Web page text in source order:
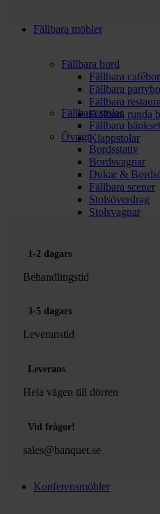
Fällbara möbler
Fällbara bord
Fällbara
Fällbara
Fällbara
Fällbara runda
Fällbara stolar
Fällbara bänkset
Klappstolar
Övrigt
Bordsstativ
Bordsvagnar
Dukar &
Fällbara scener
Stolsöverdrag
Stolsvagnar
1-2 dagars
Behandlingstid
3-5 dagars
Leveranstid
Leverans
Hela vägen till dörren
Vid frågor!
sales@banquet.se
Konferensmöbler